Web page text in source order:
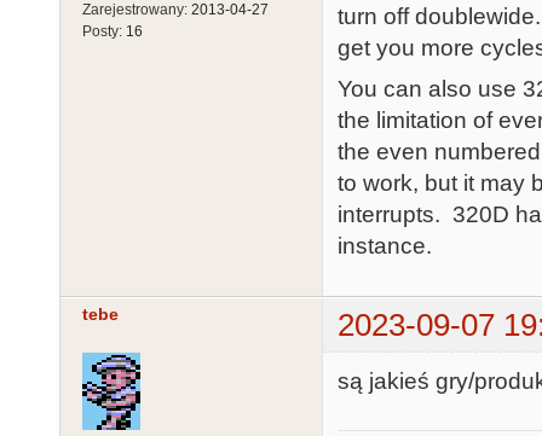
Zarejestrowany: 2013-04-27
Posty: 16
turn off
get you more
You can also use
the limitation of
the even
to work, but it may
interrupts. 320D
instance.
tebe 2023-09-07
są jakieś gry/